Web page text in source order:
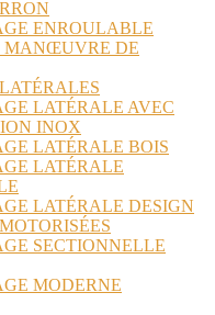
ENROULABLE
MANŒUVRE DE
LATÉRALE AVEC
INOX
LATÉRALE BOIS
LATÉRALE
LATÉRALE DESIGN
SECTIONNELLE
MODERNE